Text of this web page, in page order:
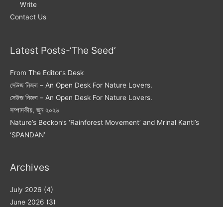
Write
Contact Us
Latest Posts-‘The Seed’
From The Editor’s Desk
সেউজ নিজৰা – An Open Desk For Nature Lovers.
সেউজ নিজৰা – An Open Desk For Nature Lovers.
সম্পাদকীয়, জুন ২০২৬
Nature’s Beckon’s ‘Rainforest Movement’ and Mrinal Kanti’s
‘SPANDAN’
Archives
July 2026 (4)
June 2026 (3)